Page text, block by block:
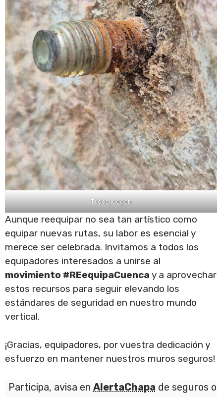
Todos juegan
Aunque reequipar no sea tan artístico como
equipar nuevas rutas, su labor es esencial y
merece ser celebrada. Invitamos a todos los
equipadores interesados a unirse al
movimiento #REequipaCuenca y a aprovechar
estos recursos para seguir elevando los
estándares de seguridad en nuestro mundo
vertical.
¡Gracias, equipadores, por vuestra dedicación y
esfuerzo en mantener nuestros muros seguros!
Participa, avisa en AlertaChapa de seguros o